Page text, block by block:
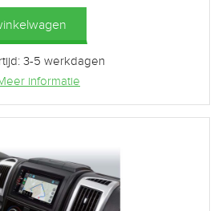
3-5 werkdagen
informatie